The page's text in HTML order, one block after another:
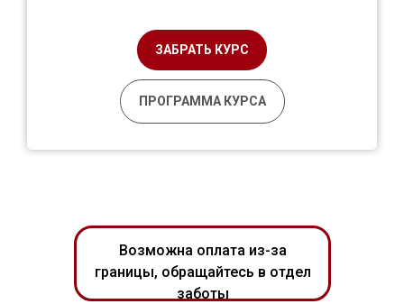
ЗАБРАТЬ КУРС
ПРОГРАММА КУРСА
Возможна оплата из-за
границы, обращайтесь в отдел
заботы